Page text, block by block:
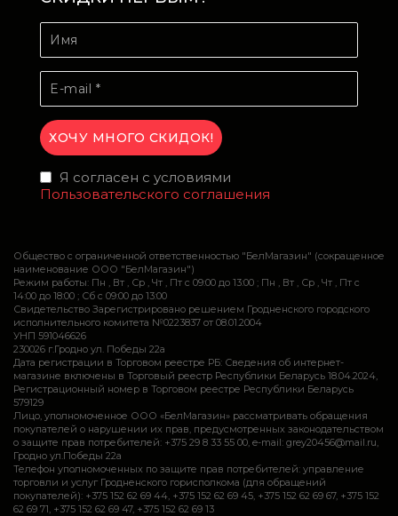
Я согласен с условиями
Пользовательского соглашения
Общество с ограниченной ответственностью "БелМагазин" (сокращенное
наименование ООО "БелМагазин")
Режим работы: Пн , Вт , Ср , Чт , Пт c 09:00 до 13:00 ; Пн , Вт , Ср , Чт , Пт c
14:00 до 18:00 ; Сб c 09:00 до 13:00
Свидетельство Зарегистрировано решением Гродненского городского
исполнительного комитета №0223837 от 08.01.2004
УНП 591046626
230026 г.Гродно ул. Победы 22а
Дата регистрации в Торговом реестре РБ: Сведения об интернет-
магазине включены в Торговый реестр Республики Беларусь 18.04.2024,
Регистрационный номер в Торговом реестре Республики Беларусь
579129
Лицо, уполномоченное ООО «БелМагазин» рассматривать обращения
покупателей о нарушении их прав, предусмотренных законодательством
о защите прав потребителей: +375 29 8 33 55 00, e-mail: grey20456@mail.ru,
Гродно ул.Победы 22а
Телефон уполномоченных по защите прав потребителей: управление
торговли и услуг Гродненского горисполкома (для обращений
покупателей): +375 152 62 69 44, +375 152 62 69 45, +375 152 62 69 67, +375 152
62 69 71, +375 152 62 69 47, +375 152 62 69 13